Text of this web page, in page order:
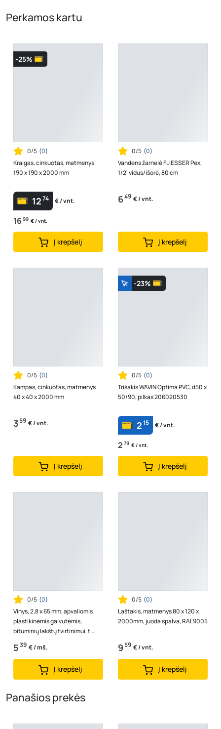
Perkamos kartu
-25%
0/5 (0)
Kraigas, cinkuotas, matmenys
190 x 190 x 2000 mm
1274 € / vnt.
16 99 € / vnt.
Į krepšelį
0/5 (0)
Vandens žarnelė FLIESSER Pex,
1/2' vidus/išorė, 80 cm
649 € / vnt.
Į krepšelį
0/5 (0)
Kampas, cinkuotas, matmenys
40 x 40 x 2000 mm
359 € / vnt.
Į krepšelį
-23%
0/5 (0)
Trišakis WAVIN Optima PVC, d50 x
50/90, pilkas 206020530
215 € / vnt.
2 79 € / vnt.
Į krepšelį
0/5 (0)
Vinys, 2,8 x 65 mm, apvaliomis
plastikinėmis galvutėmis,
bituminių lakštų tvirtinimui, t.
raudonos sp., 80 vnt.
539 € / mš.
Į krepšelį
0/5 (0)
Laštakis, matmenys 80 x 120 x
2000mm, juoda spalva, RAL9005
959 € / vnt.
Į krepšelį
Panašios prekės